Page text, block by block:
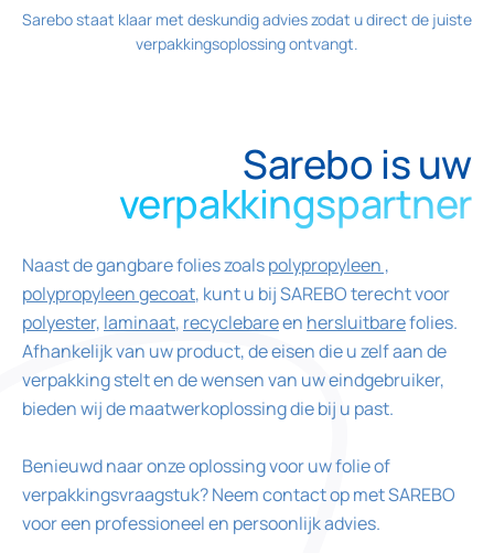
Sarebo staat klaar met deskundig advies zodat u direct de juiste
verpakkingsoplossing ontvangt.
Sarebo is uw
verpakkingspartner
Naast de gangbare folies zoalspolypropyleen ,
polypropyleen gecoat, kunt u bij SAREBO terecht voor
polyester, laminaat, recyclebareen hersluitbarefolies.
Afhankelijk van uw product, de eisen die u zelf aan de
verpakking stelt en de wensen van uw eindgebruiker,
bieden wij de maatwerkoplossing die bij u past.
Benieuwd naar onze oplossing voor uw folie of
verpakkingsvraagstuk? Neem contact op met SAREBO
voor een professioneel en persoonlijk advies.